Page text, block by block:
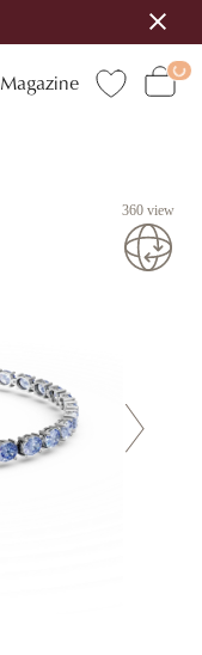
Magazine
360 view